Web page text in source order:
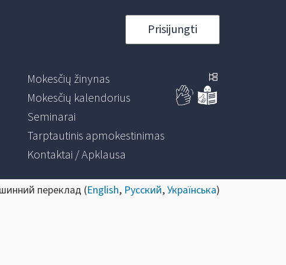
Prisijungti
Mokesčių žinynas
Mokesčių kalendorius
Seminarai
Tarptautinis apmokestinimas
Kontaktai / Apklausa
переклад (English, Русский,Українська)